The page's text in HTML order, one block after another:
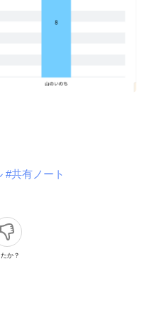
#共有ノート
か？